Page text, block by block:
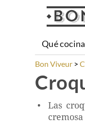
Qué
Bon Viveur
Las